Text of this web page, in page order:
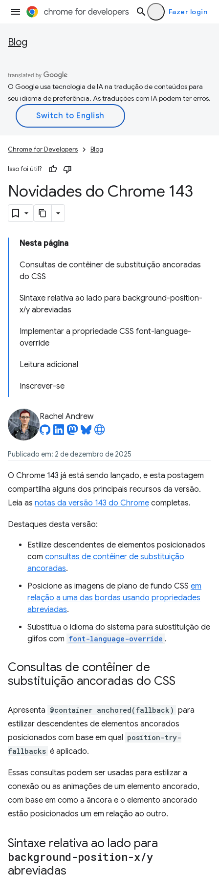
Fazer login
Blog
O Google usa tecnologia de IA na tradução de conteúdos para
seu idioma de preferência. As traduções com IA podem ter erros.
Chrome for Developers Blog
Isso foi útil?
Novidades do Chrome 143
Nesta página
Consultas de contêiner de substituição ancoradas
do CSS
Sintaxe relativa ao lado para background-position-
x/y abreviadas
Implementar a propriedade CSS font-language-
override
Leitura adicional
Inscrever-se
Rachel Andrew
Publicado em: 2 de dezembro de 2025
O Chrome 143 já está sendo lançado, e esta postagem
compartilha alguns dos principais recursos da versão.
Leia as notas da versão 143 do Chrome completas.
Destaques desta versão:
Estilize descendentes de elementos posicionados
com consultas de contêiner de substituição
ancoradas.
Posicione as imagens de plano de fundo CSS em
relação a uma das bordas usando propriedades
abreviadas.
Substitua o idioma do sistema para substituição de
glifos com font-language-override .
Consultas de contêiner de
substituição ancoradas do CSS
Apresenta @container anchored(fallback) para
estilizar descendentes de elementos ancorados
posicionados com base em qual position-try-
fallbacks é aplicado.
Essas consultas podem ser usadas para estilizar a
conexão ou as animações de um elemento ancorado,
com base em como a âncora e o elemento ancorado
estão posicionados um em relação ao outro.
Sintaxe relativa ao lado para
background-position-x/y
abreviadas